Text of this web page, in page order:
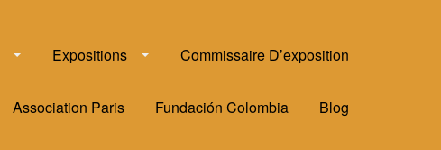
Expositions Commissaire D’exposition
Association Paris Fundación Colombia Blog